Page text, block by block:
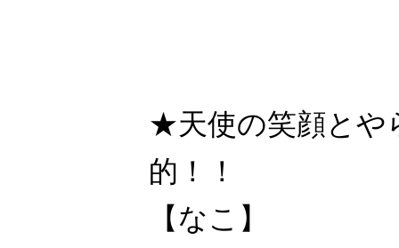
★天使の笑顔とや
的！！
【なこ】